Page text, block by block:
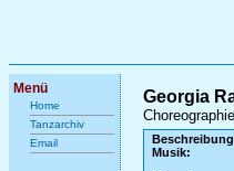
Menü
Home
Tanzarchiv
Email
Georgia
Musik: